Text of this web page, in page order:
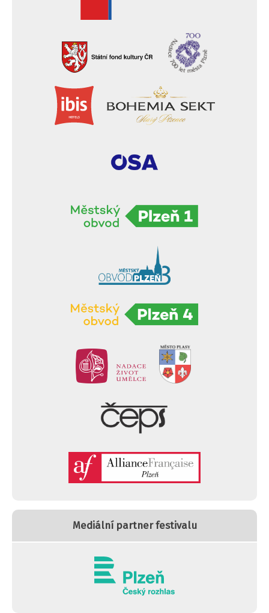
Mediální partner festivalu